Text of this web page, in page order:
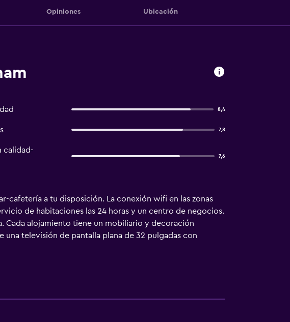
Opiniones Ubicación
8,4
7,8
calidad-
7,6
cafetería a tu disposición. La conexión wifi en las zonas
de habitaciones las 24 horas y un centro de negocios.
Cada alojamiento tiene un mobiliario y decoración
una televisión de pantalla plana de 32 pulgadas con
diseño, artículos de higiene personal gratuitos y
una velocidad de 25 Mbps o más. Las habitaciones